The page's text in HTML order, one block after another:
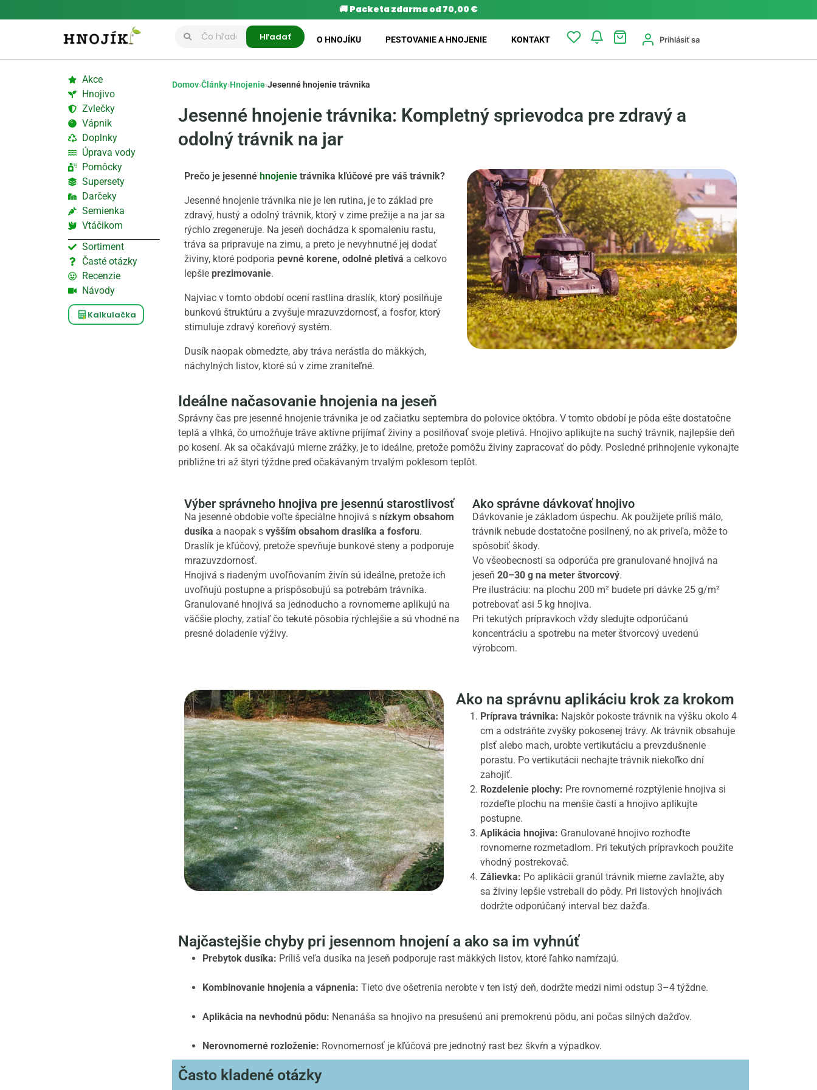
🚚 Packeta zdarma od 70,00 €
Hľadať O HNOJÍKU PESTOVANIE A HNOJENIE KONTAKT Prihlásiť sa
Akce
Hnojivo
Zvlečky
Vápnik
Doplnky
Úprava vody
Pomôcky
Supersety
Darčeky
Semienka
Vtáčikom
Sortiment
Časté otázky
Recenzie
Návody
Kalkulačka
Domov›Články›Hnojenie›Jesenné hnojenie trávnika
Jesenné hnojenie trávnika: Kompletný sprievodca pre zdravý a
odolný trávnik na jar
Prečo je jesenné hnojenie trávnika kľúčové pre váš trávnik?
Jesenné hnojenie trávnika nie je len rutina, je to základ pre
zdravý, hustý a odolný trávnik, ktorý v zime prežije a na jar sa
rýchlo zregeneruje. Na jeseň dochádza k spomaleniu rastu,
tráva sa pripravuje na zimu, a preto je nevyhnutné jej dodať
živiny, ktoré podporia pevné korene, odolné pletivá a celkovo
lepšie prezimovanie.
Najviac v tomto období ocení rastlina draslík, ktorý posilňuje
bunkovú štruktúru a zvyšuje mrazuvzdornosť, a fosfor, ktorý
stimuluje zdravý koreňový systém.
Dusík naopak obmedzte, aby tráva nerástla do mäkkých,
náchylných listov, ktoré sú v zime zraniteľné.
Ideálne načasovanie hnojenia na jeseň
Správny čas pre jesenné hnojenie trávnika je od začiatku septembra do polovice októbra. V tomto období je pôda ešte dostatočne
teplá a vlhká, čo umožňuje tráve aktívne prijímať živiny a posilňovať svoje pletivá. Hnojivo aplikujte na suchý trávnik, najlepšie deň
po kosení. Ak sa očakávajú mierne zrážky, je to ideálne, pretože pomôžu živiny zapracovať do pôdy. Posledné prihnojenie vykonajte
približne tri až štyri týždne pred očakávaným trvalým poklesom teplôt.
Výber správneho hnojiva pre jesennú starostlivosť
Na jesenné obdobie voľte špeciálne hnojivá s nízkym obsahom
dusíka a naopak s vyšším obsahom draslíka a fosforu.
Draslík je kľúčový, pretože spevňuje bunkové steny a podporuje
mrazuvzdornosť.
Hnojivá s riadeným uvoľňovaním živín sú ideálne, pretože ich
uvoľňujú postupne a prispôsobujú sa potrebám trávnika.
Granulované hnojivá sa jednoducho a rovnomerne aplikujú na
väčšie plochy, zatiaľ čo tekuté pôsobia rýchlejšie a sú vhodné na
presné doladenie výživy.
Ako správne dávkovať hnojivo
Dávkovanie je základom úspechu. Ak použijete príliš málo,
trávnik nebude dostatočne posilnený, no ak priveľa, môže to
spôsobiť škody.
Vo všeobecnosti sa odporúča pre granulované hnojivá na
jeseň 20–30 g na meter štvorcový.
Pre ilustráciu: na plochu 200 m² budete pri dávke 25 g/m²
potrebovať asi 5 kg hnojiva.
Pri tekutých prípravkoch vždy sledujte odporúčanú
koncentráciu a spotrebu na meter štvorcový uvedenú
výrobcom.
Ako na správnu aplikáciu krok za krokom
Príprava trávnika: Najskôr pokoste trávnik na výšku okolo 4
cm a odstráňte zvyšky pokosenej trávy. Ak trávnik obsahuje
plsť alebo mach, urobte vertikutáciu a prevzdušnenie
porastu. Po vertikutácii nechajte trávnik niekoľko dní
zahojiť.
Rozdelenie plochy: Pre rovnomerné rozptýlenie hnojiva si
rozdeľte plochu na menšie časti a hnojivo aplikujte
postupne.
Aplikácia hnojiva: Granulované hnojivo rozhoďte
rovnomerne rozmetadlom. Pri tekutých prípravkoch použite
vhodný postrekovač.
Zálievka: Po aplikácii granúl trávnik mierne zavlažte, aby
sa živiny lepšie vstrebali do pôdy. Pri listových hnojivách
dodržte odporúčaný interval bez dažďa.
Najčastejšie chyby pri jesennom hnojení a ako sa im vyhnúť
Prebytok dusíka: Príliš veľa dusíka na jeseň podporuje rast mäkkých listov, ktoré ľahko namŕzajú.
Kombinovanie hnojenia a vápnenia: Tieto dve ošetrenia nerobte v ten istý deň, dodržte medzi nimi odstup 3–4 týždne.
Aplikácia na nevhodnú pôdu: Nenanáša sa hnojivo na presušenú ani premokrenú pôdu, ani počas silných dažďov.
Nerovnomerné rozloženie: Rovnomernosť je kľúčová pre jednotný rast bez škvŕn a výpadkov.
Často kladené otázky